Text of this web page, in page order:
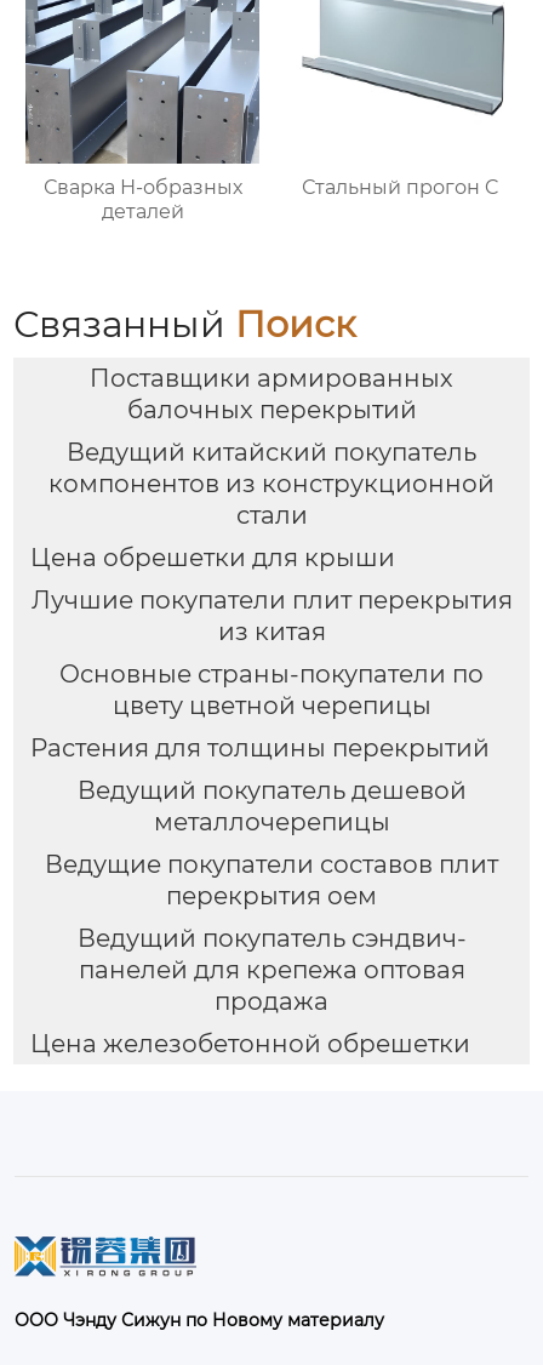
Сварка Н-образных
деталей
Стальный прогон C
Связанный Поиск
Поставщики армированных
балочных перекрытий
Ведущий китайский покупатель
компонентов из конструкционной
стали
Цена обрешетки для крыши
Лучшие покупатели плит перекрытия
из китая
Основные страны-покупатели по
цвету цветной черепицы
Растения для толщины перекрытий
Ведущий покупатель дешевой
металлочерепицы
Ведущие покупатели составов плит
перекрытия оем
Ведущий покупатель сэндвич-
панелей для крепежа оптовая
продажа
Цена железобетонной обрешетки
ООО Чэнду Сижун по Новому материалу